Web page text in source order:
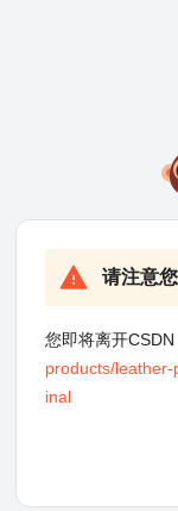
请注意
您即将离开CSDN
products/
inal